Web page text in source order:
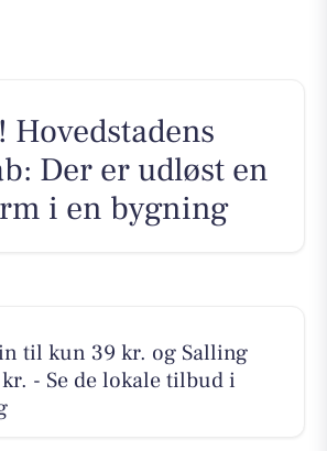
Hovedstadens
Der er udløst en
i en bygning
til kun 39 kr. og Salling
- Se de lokale tilbud i